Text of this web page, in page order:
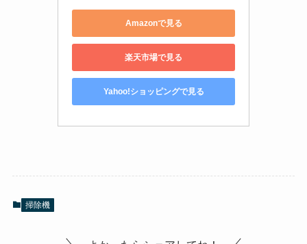
Amazonで見る
楽天市場で見る
Yahoo!ショッピングで見る
掃除機